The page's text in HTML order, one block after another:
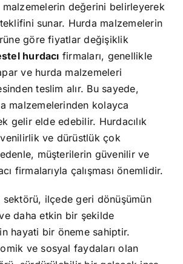
malzemelerin değerini belirleyerek
sunar. Hurda malzemelerin
göre fiyatlar değişiklik
hurdacı firmaları, genellikle
ve hurda malzemeleri
teslim alır. Bu sayede,
malzemelerinden kolayca
gelir elde edebilir. Hurdacılık
ve dürüstlük çok
müşterilerin güvenilir ve
firmalarıyla çalışması önemlidir.
sektörü, ilçede geri dönüşümün
ve daha etkin bir şekilde
hayati bir öneme sahiptir.
ve sosyal faydaları olan